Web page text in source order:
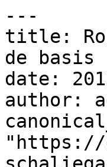
---
title:
de basis
date:
author:
"https://